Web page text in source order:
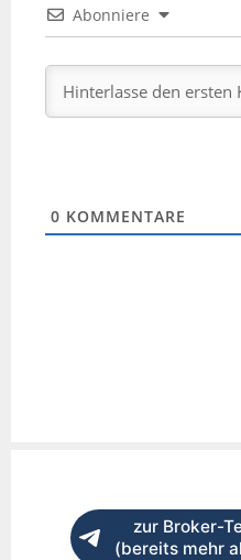
Abonniere
0 KOMMENTARE
zur Broker-
(bereits mehr